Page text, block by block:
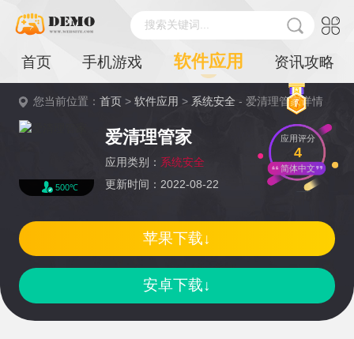
搜索关键词...
首页 手机游戏 软件应用 资讯攻略
您当前位置：首页 >软件应用 > 系统安全 - 爱清理管家详情
500℃
爱清理管家
应用类别： 系统安全
更新时间：2022-08-22
应用评分
4
简体中文
安卓下载↓
苹果下载↓